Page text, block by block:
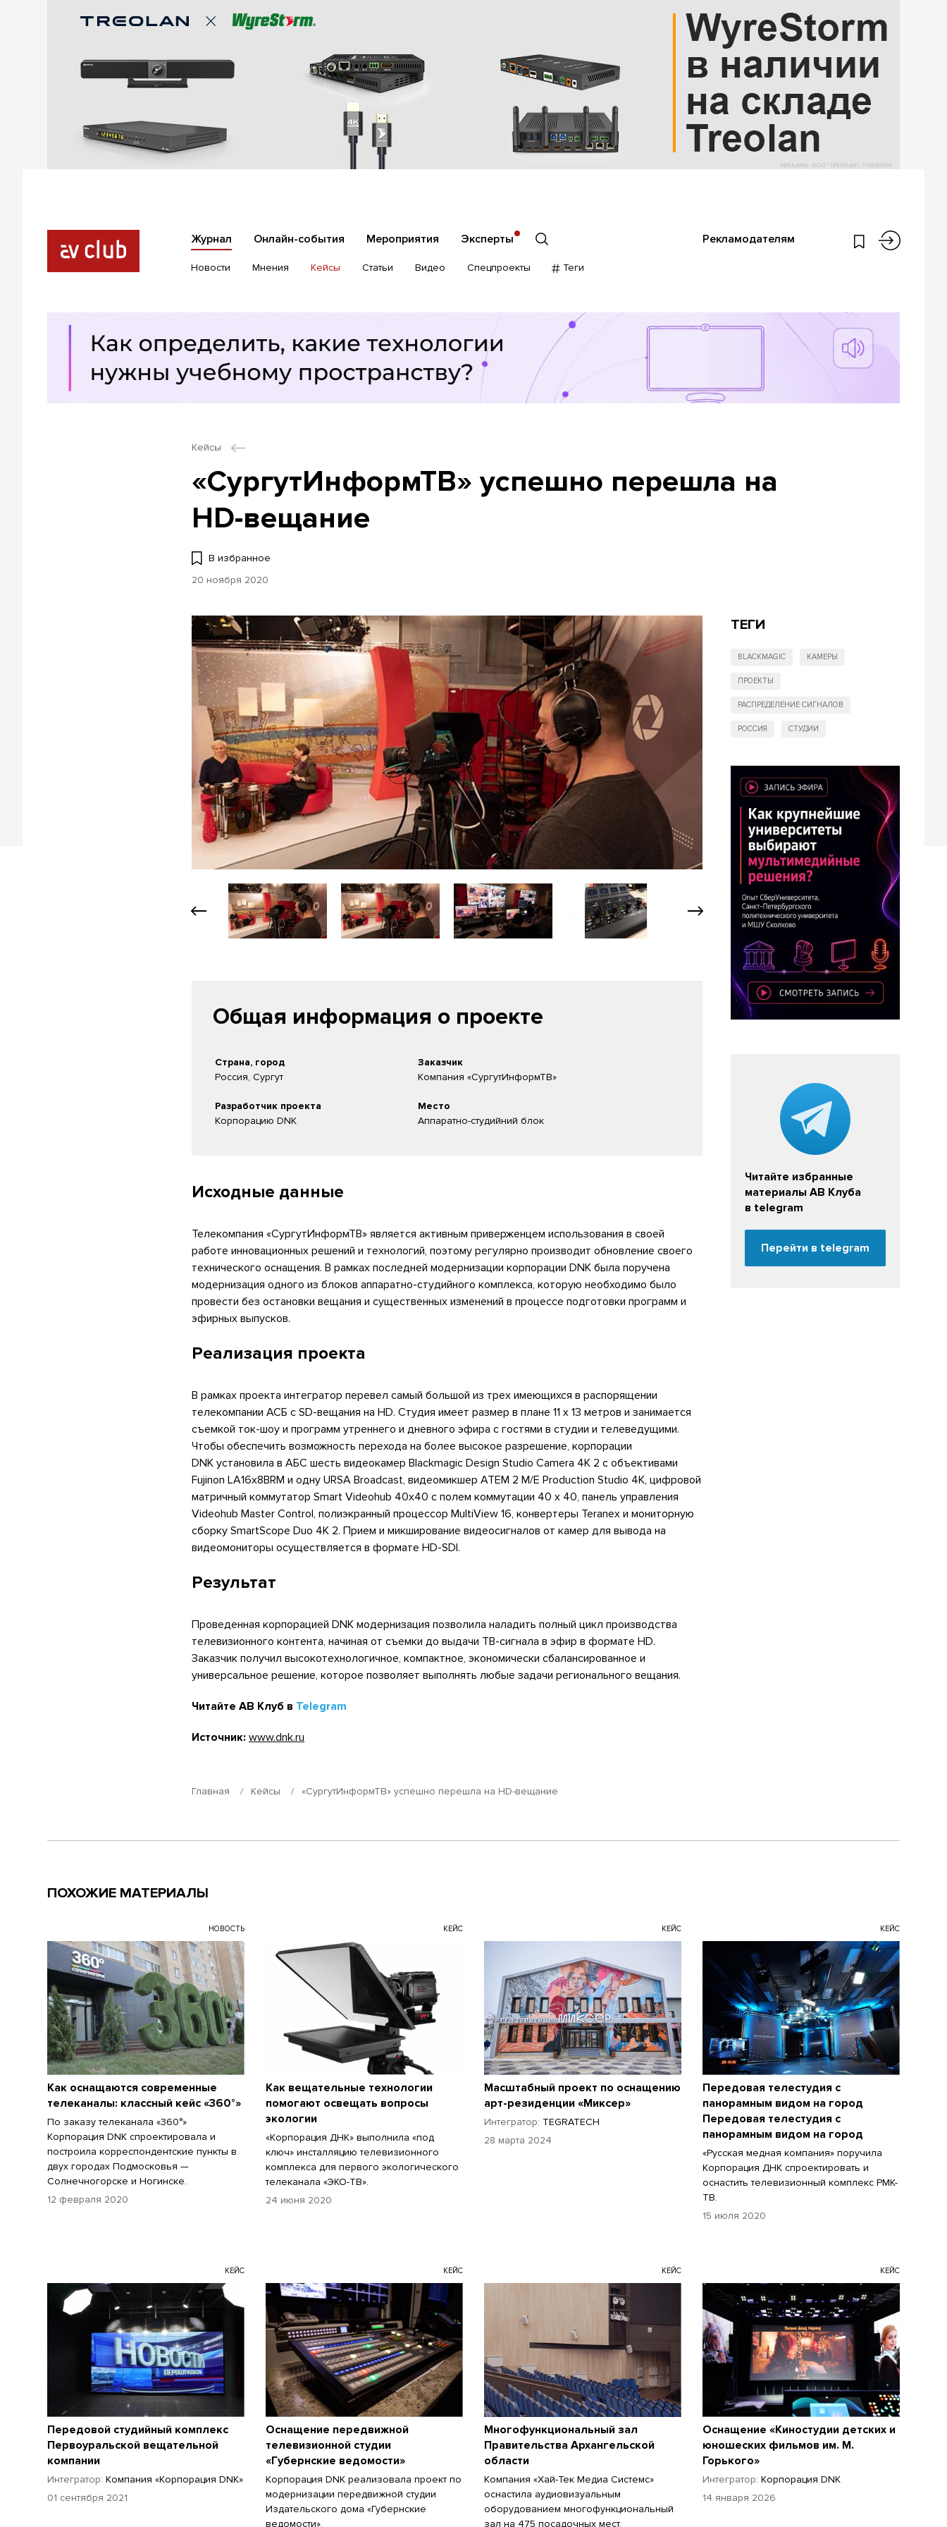
Журнал Онлайн-события Мероприятия Эксперты Рекламодателям
Новости Мнения Кейсы Статьи Видео Спецпроекты Теги
Кейсы
«СургутИнформТВ» успешно перешла на
HD-вещание
В избранное
20 ноября 2020
Общая информация о проекте
Страна, город
Россия, Сургут
Разработчик проекта
Корпорацию DNK
Заказчик
Компания «СургутИнформТВ»
Место
Аппаратно-студийний блок
Исходные данные
Телекомпания «СургутИнформТВ» является активным приверженцем использования в своей
работе инновационных решений и технологий, поэтому регулярно производит обновление своего
технического оснащения. В рамках последней модернизации корпорации DNK была поручена
модернизация одного из блоков аппаратно-студийного комплекса, которую необходимо было
провести без остановки вещания и существенных изменений в процессе подготовки программ и
эфирных выпусков.
Реализация проекта
В рамках проекта интегратор перевел самый большой из трех имеющихся в распорящении
телекомпании АСБ с SD-вещания на HD. Студия имеет размер в плане 11 х 13 метров и занимается
съемкой ток-шоу и программ утреннего и дневного эфира с гостями в студии и телеведущими.
Чтобы обеспечить возможность перехода на более высокое разрешение, корпорации
DNK установила в АБС шесть видеокамер Blackmagic Design Studio Camera 4K 2 с объективами
Fujinon LA16x8BRM и одну URSA Broadcast, видеомикшер ATEM 2 M/E Production Studio 4K, цифровой
матричный коммутатор Smart Videohub 40x40 с полем коммутации 40 x 40, панель управления
Videohub Master Control, полиэкранный процессор MultiView 16, конвертеры Teranex и мониторную
сборку SmartScope Duo 4K 2. Прием и микширование видеосигналов от камер для вывода на
видеомониторы осуществляется в формате HD-SDI.
Результат
Проведенная корпорацией DNK модернизация позволила наладить полный цикл производства
телевизионного контента, начиная от съемки до выдачи ТВ-сигнала в эфир в формате HD.
Заказчик получил высокотехнологичное, компактное, экономически сбалансированное и
универсальное решение, которое позволяет выполнять любые задачи регионального вещания.
Читайте АВ Клуб в Telegram
Источник: www.dnk.ru
Главная Кейсы «СургутИнформТВ» успешно перешла на HD-вещание
ТЕГИ
BLACKMAGIC КАМЕРЫ
ПРОЕКТЫ
РАСПРЕДЕЛЕНИЕ СИГНАЛОВ
РОССИЯ СТУДИИ
Читайте избранные
материалы АВ Клуба
в telegram
Перейти в telegram
ПОХОЖИЕ МАТЕРИАЛЫ
НОВОСТЬ
Как оснащаются современные
телеканалы: классный кейс «360°»
По заказу телеканала «360°»
Корпорация DNK спроектировала и
построила корреспондентские пункты в
двух городах Подмосковья —
Солнечногорске и Ногинске.
12 февраля 2020
КЕЙС
Как вещательные технологии
помогают освещать вопросы
экологии
«Корпорация ДНК» выполнила «под
ключ» инсталляцию телевизионного
комплекса для первого экологического
телеканала «ЭКО-ТВ».
24 июня 2020
КЕЙС
Масштабный проект по оснащению
арт-резиденции «Миксер»
Интегратор: TEGRATECH
28 марта 2024
КЕЙС
Передовая телестудия с
панорамным видом на город
Передовая телестудия с
панорамным видом на город
«Русская медная компания» поручила
Корпорация ДНК спроектировать и
оснастить телевизионный комплекс РМК-
ТВ.
15 июля 2020
КЕЙС
Передовой студийный комплекс
Первоуральской вещательной
компании
Интегратор: Компания «Корпорация DNK»
01 сентября 2021
КЕЙС
Оснащение передвижной
телевизионной студии
«Губернские ведомости»
Корпорация DNK реализовала проект по
модернизации передвижной студии
Издательского дома «Губернские
ведомости».
КЕЙС
Многофункциональный зал
Правительства Архангельской
области
Компания «Хай-Тек Медиа Системс»
оснастила аудиовизуальным
оборудованием многофункциональный
зал на 475 посадочных мест.
КЕЙС
Оснащение «Киностудии детских и
юношеских фильмов им. М.
Горького»
Интегратор: Корпорация DNK
14 января 2026